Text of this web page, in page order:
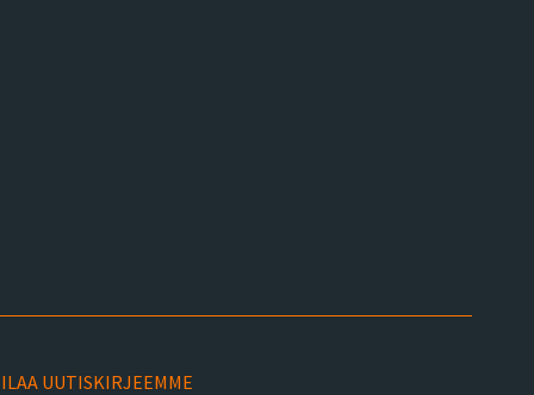
UUTISKIRJEEMME